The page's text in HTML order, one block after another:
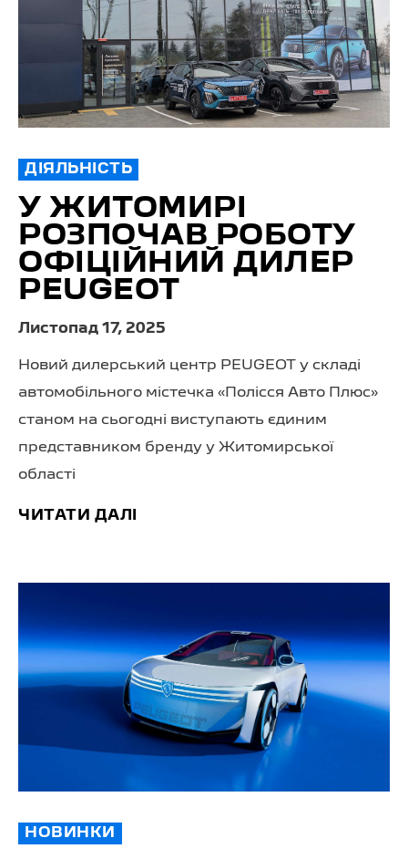
ДІЯЛЬНІСТЬ
У ЖИТОМИРІ
РОЗПОЧАВ РОБОТУ
ОФІЦІЙНИЙ ДИЛЕР
PEUGEOT
Листопад 17, 2025
Новий дилерський центр PEUGEOT у складі
автомобільного містечка «Полісся Авто Плюс»
станом на сьогодні виступають єдиним
представником бренду у Житомирської
області
ЧИТАТИ ДАЛІ
НОВИНКИ